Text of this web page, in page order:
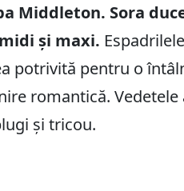
Middleton. Sora
și maxi.
potrivită pentru o
romantică.
și tricou.